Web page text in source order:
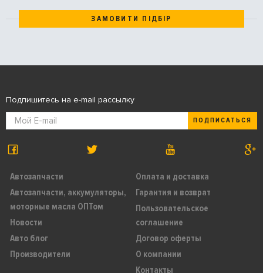
ЗАМОВИТИ ПІДБІР
Автозапчасти
Автозапчасти, аккумуляторы,
моторные масла ОПТом
Новости
Авто блог
Производители
Оплата и доставка
Гарантия и возврат
Пользовательское
соглашение
Договор оферты
О компании
Контакты
Подпишитесь на e-mail рассылку
ПОДПИСАТЬСЯ